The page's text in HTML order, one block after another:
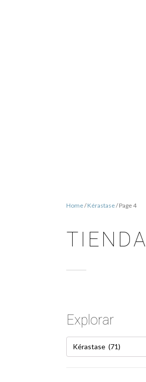
Home/Kérastase/ Page 4
TIENDA
Explorar
Kérastase (71)